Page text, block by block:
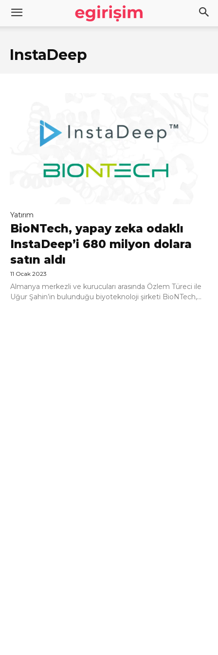
InstaDeep
Yatırım
BioNTech, yapay zeka odaklı
InstaDeep’i 680 milyon dolara
satın aldı
11 Ocak 2023
Almanya merkezli ve kurucuları arasında Özlem Türeci ile
Uğur Şahin’in bulunduğu biyoteknoloji şirketi BioNTech,...